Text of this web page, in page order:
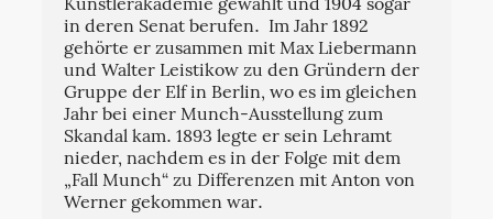
Künstlerakademie gewählt und 1904 sogar
in deren Senat berufen. Im Jahr 1892
gehörte er zusammen mit Max Liebermann
und Walter Leistikow zu den Gründern der
Gruppe der Elf in Berlin, wo es im gleichen
Jahr bei einer Munch-Ausstellung zum
Skandal kam. 1893 legte er sein Lehramt
nieder, nachdem es in der Folge mit dem
„Fall Munch“ zu Differenzen mit Anton von
Werner gekommen war.